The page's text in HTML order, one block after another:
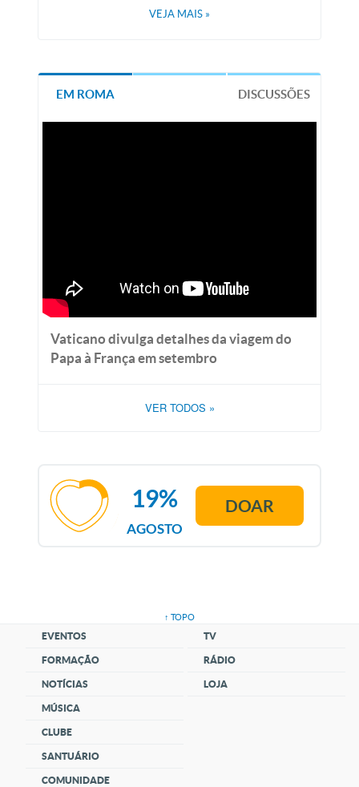
VEJA MAIS »
EM ROMA DISCUSSÕES
Vaticano divulga detalhes da viagem do
Papa à França em setembro
VER TODOS »
AGOSTO
19% DOAR
↑ TOPO
EVENTOS
FORMAÇÃO
NOTÍCIAS
MÚSICA
CLUBE
SANTUÁRIO
COMUNIDADE
TV
RÁDIO
LOJA